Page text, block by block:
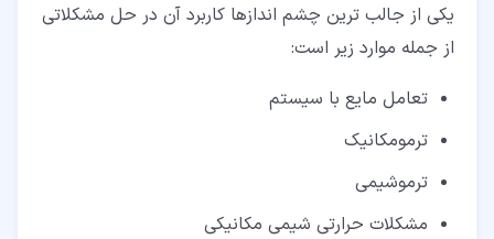
یکی از جالب ترین چشم اندازها کاربرد آن در حل مشکلاتی
از جمله موارد زیر است:
تعامل مایع با سیستم
ترمومکانیک
ترموشیمی
مشکلات حرارتی شیمی مکانیکی